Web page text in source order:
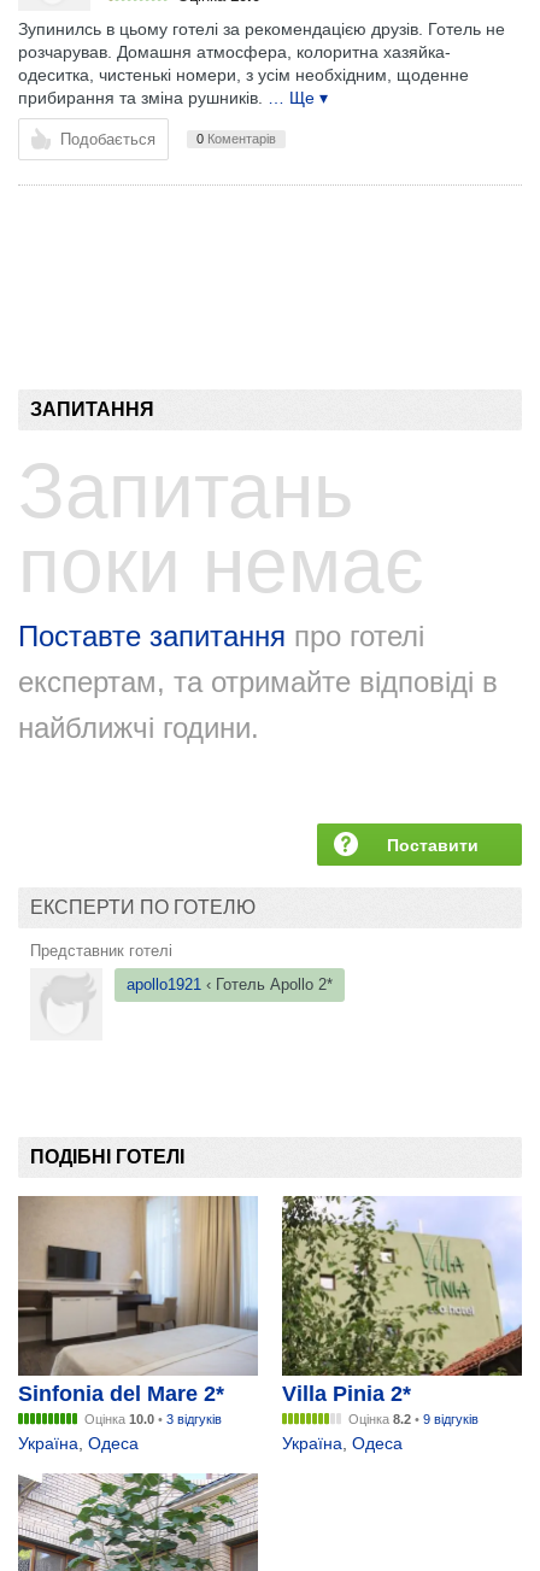
Зупинилсь в цьому готелі за рекомендацією друзів. Готель не
розчарував. Домашня атмосфера, колоритна хазяйка-
одеситка, чистенькі номери, з усім необхідним, щоденне
прибирання та зміна рушників.
… Ще ▾
Подобається 0 Коментарів
ЗАПИТАННЯ
Запитань
поки немає
Поставте запитання про готелі
експертам, та отримайте відповіді в
найближчі години.
Поставити
ЕКСПЕРТИ ПО ГОТЕЛЮ
Представник готелі
apollo1921 ‹ Готель Apollo 2*
ПОДІБНІ ГОТЕЛІ
Sinfonia del Mare 2*
Оцінка 10.0 • 3 відгуків
Україна, Одеса
Villa Pinia 2*
Оцінка 8.2 • 9 відгуків
Україна, Одеса